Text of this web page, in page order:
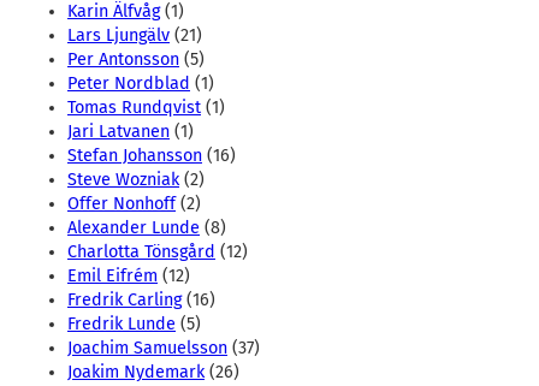
Karin Älfvåg(1)
Lars Ljungälv (21)
Per Antonsson (5)
Peter Nordblad (1)
Tomas Rundqvist (1)
Jari Latvanen (1)
Stefan Johansson (16)
Steve Wozniak(2)
Offer Nonhoff(2)
Alexander Lunde (8)
Charlotta Tönsgård (12)
Emil Eifrém (12)
Fredrik Carling(16)
Fredrik Lunde (5)
Joachim Samuelsson (37)
Joakim Nydemark(26)